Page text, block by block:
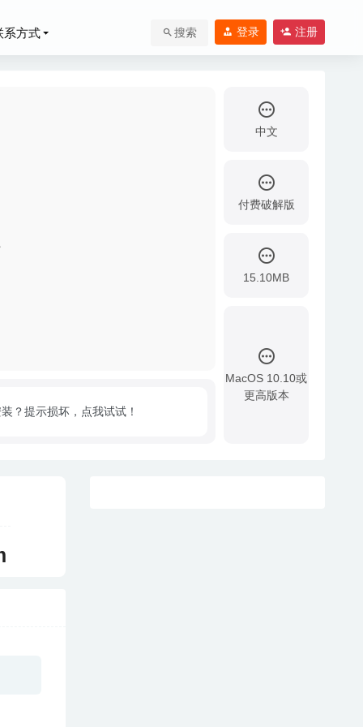
方式 搜索 登录 注册
中文
付费破解版
15.10MB
MacOS 10.10或
更高版本
？提示损坏，点我试试！